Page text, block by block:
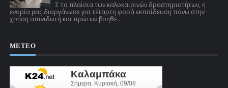
Σ τα πλαίσια των καλοκαιρινών δραστηριοτήτων, η
ενορία μας διοργάνωσε για τέταρτη φορά εκπαίδευση πάνω στην
χρήση απινιδωτή και πρώτων βοηθε...
ΜΕΤΕΟ